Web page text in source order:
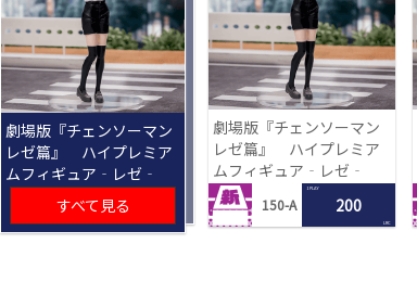
劇場版『チェンソーマン
レゼ篇』 ハイプレミア
ムフィギュア‐レゼ‐
すべて見る
劇場版『チェンソーマン
レゼ篇』 ハイプレミア
ムフィギュア‐レゼ‐
150-A
1 PLAY
200
LRC